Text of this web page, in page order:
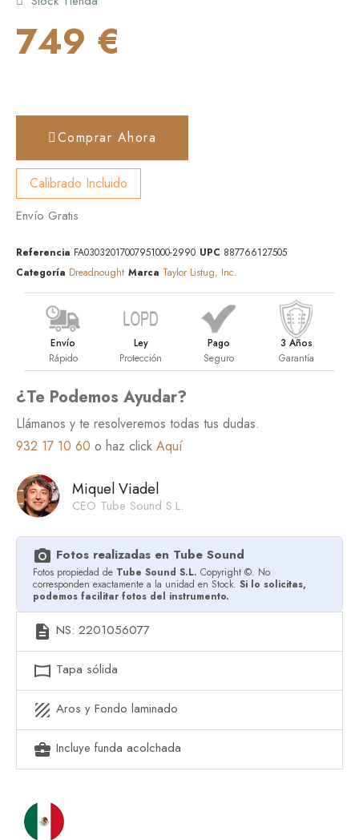
749 €
Comprar Ahora
Calibrado Incluido
Envío Gratis
Referencia FA03032017007951000-2990 UPC 887766127505
Categoría Dreadnought Marca Taylor Listug, Inc.
Envío
Rápido
Ley
Protección
Pago
Seguro
3 Años
Garantía
¿Te Podemos Ayudar?
Llámanos y te resolveremos todas tus dudas.
932 17 10 60 o haz click Aquí
Miquel Viadel
CEO Tube Sound S.L.
photo_camera Fotos realizadas en Tube Sound
Fotos propiedad de Tube Sound S.L. Copyright ©. No
corresponden exactamente a la unidad en Stock. Si lo solicitas,
podemos facilitar fotos del instrumento.
description NS: 2201056077
panorama_horizontal Tapa sólida
texture Aros y Fondo laminado
business_center Incluye funda acolchada